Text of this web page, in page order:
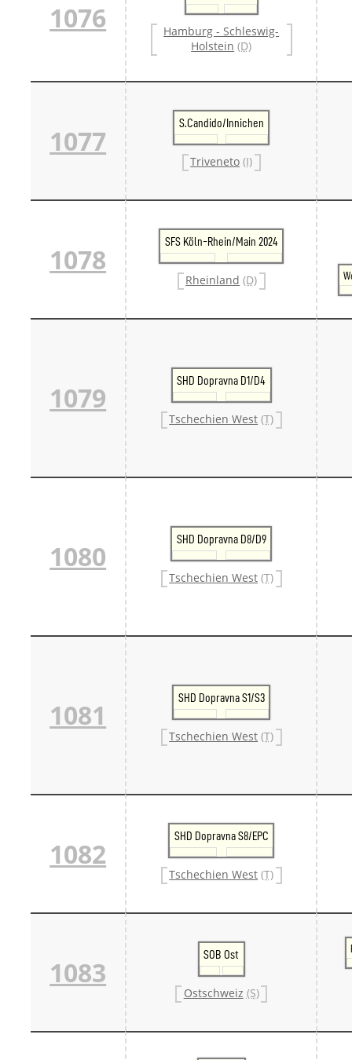
1076
Hamburg - Schleswig-
Holstein (D)
1077
S.Candido/Innichen
Triveneto (I)
1078
SFS Köln-Rhein/Main 2024
Rheinland (D)
1079
SHD Dopravna D1/D4
Tschechien West (T)
1080
SHD Dopravna D8/D9
Tschechien West (T)
1081
SHD Dopravna S1/S3
Tschechien West (T)
1082
SHD Dopravna S8/EPC
Tschechien West (T)
1083
SOB Ost
Ostschweiz (S)